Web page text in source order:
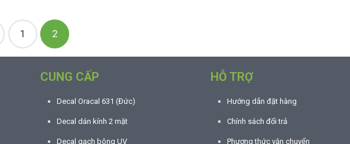
1 2
CUNG CẤP
Decal Oracal 631 (Đức)
Decal dán kính 2 mặt
Decal gạch bông UV
HỖ TRỢ
Hướng dẫn đặt hàng
Chính sách đổi trả
Phương thức vận chuyển